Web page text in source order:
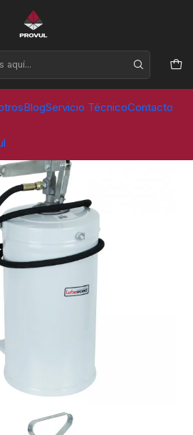
BlogServicio TécnicoContacto
a Viernes de 09:00 a 17:30 horas
taller
deposito - LUBEWORKS (17211011)